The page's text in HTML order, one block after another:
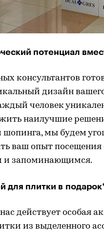
потенциал
консультантов
дизайн
человек
наилучшие
шопинга, мы будем
ваш опыт посещения
и запоминающимся.
для плитки в
действует особая
из выделенного